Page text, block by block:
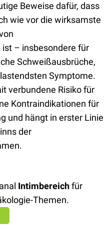
Beweise dafür, dass
wie vor die wirksamste
ist – insbesondere für
Schweißausbrüche,
Symptome.
verbundene Risiko für
Kontraindikationen für
und hängt in erster Linie
der
Intimbereichfür
Themen.